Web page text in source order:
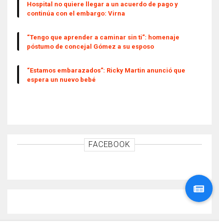
Hospital no quiere llegar a un acuerdo de pago y
continúa con el embargo: Virna
“Tengo que aprender a caminar sin ti”: homenaje
póstumo de concejal Gómez a su esposo
“Estamos embarazados”: Ricky Martin anunció que
espera un nuevo bebé
FACEBOOK